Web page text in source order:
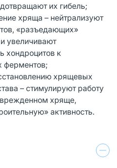
их гибель;
хряща – нейтрализуют
«разъедающих»
увеличивают
хондроцитов к
ферментов;
хрящевых
– стимулируют работу
хряще,
активность.